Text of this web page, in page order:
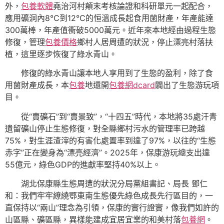
外， 包養軟體堯治河村顛末考核論證和科研單元一起配合，
應用礦洞內8℃到12℃的恒溫成長起食用菌財產，年產能達
300萬棒，年產值衝破5000萬元。近年來本地經由過程生態
修復，管理包養價格鄉村人居周遭的狀況，停止漂亮村落扶
植，這里逐步恢復了綠水青山。
修復的綠水青山讓本地人享用到了生態的盈利，除了食
用菌財產成長，本包養地還開包養網dcard闢出了生態游玩項
目。
從“賣礦石”到“賣景致”，“十四五”時代，本地將35處汗青
遺留礦山停止生態修復，對全縣鄉村污水的管理率已跨越
75%，對生涯渣滓的有害化處置率到達了97%，以往的“生態
赤字”正在變身為“漂亮經濟”。2025年，保康游玩總支出達
55億元，綠色GDP的進獻率堅持40%以上。
湖北保康縣生態周遭的狀況分局黨組書記、局長 鄧仁
和：我們牢牢繚繞鄂東南生態優先綠色成長先行區目的，一
直保持以“兩山”理念為引領，保康的實行證實，像我們如許的
山區縣、礦區縣，異樣能建成宜居宜業的和美村落包養網 。